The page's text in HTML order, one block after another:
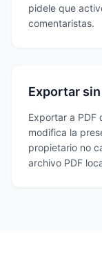
pidele que
comentaristas.
Exportar
Exportar a
modifica la
propietario no
archivo PDF